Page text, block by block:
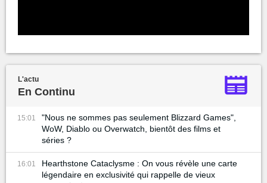
L'actu
En Continu
15:01
"Nous ne sommes pas seulement Blizzard Games",
WoW, Diablo ou Overwatch, bientôt des films et
séries ?
16:01
Hearthstone Cataclysme : On vous révèle une carte
légendaire en exclusivité qui rappelle de vieux